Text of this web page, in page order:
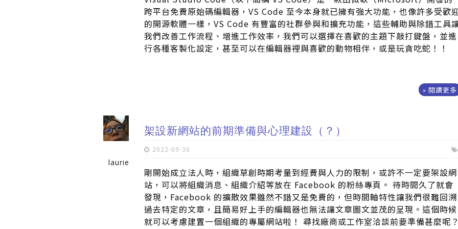
跨平台免費原始碼編輯器，VS Code 至今本身就已擁有強大功能，也像許多受歡
的開源軟體一樣，VS Code 有豐富的社群參與和擴充功能，這些輔助與除錯工具
我們改善工作流程、增進工作效率，我們可以選擇在喜歡的主題下敲打鍵盤，並進
行各種客製化設定，甚至可以在編輯器裡與喜歡的動物相伴，或是玩貪吃蛇！！
» 閱讀更多
laurie
架設新網站的前期準備與心理建設（？）
2022-09-30
剛開始成立法人時，組織草創時期考量到經費與人力的限制，或許不一定要架設網
站，可以將組織消息、組織介紹等放在 Facebook 的粉絲專頁。 待時間久了就會
發現，Facebook 的擴散效果雖然不錯又是免費的，但時間軸特性讓我們很難回溯
過去特定的文章，且簡易好上手的編輯器也無法讓文章圖文並茂的呈現。這個時候
就可以考慮建置一個組織的專屬網站啦！ 尋找廠商或工作室洽談前要準備甚麼呢？